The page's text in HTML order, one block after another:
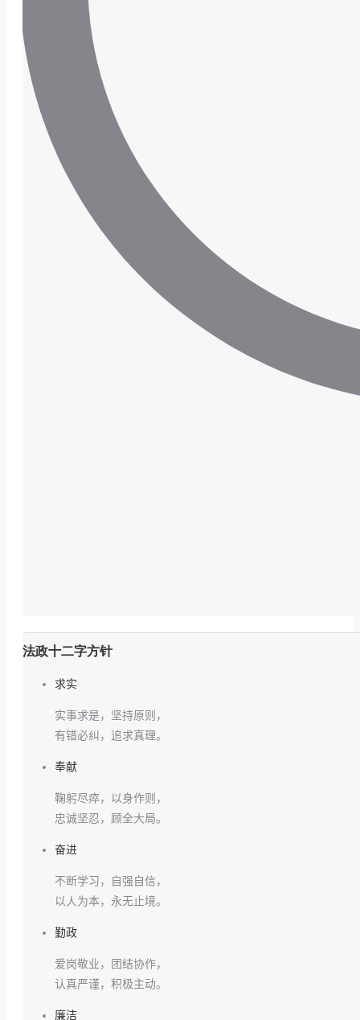
法政十二字方针
求实
实事求是，坚持原则，
有错必纠，追求真理。
奉献
鞠躬尽瘁，以身作则，
忠诚坚忍，顾全大局。
奋进
不断学习，自强自信，
以人为本，永无止境。
勤政
爱岗敬业，团结协作，
认真严谨，积极主动。
廉洁